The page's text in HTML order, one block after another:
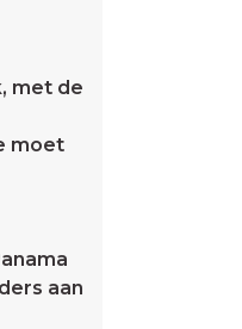
met de
moet
aan